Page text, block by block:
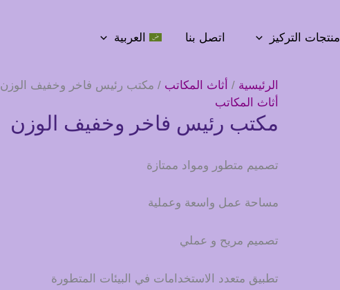
منتجات التركيز اتصل بنا العربية
الرئيسية / أثاث المكاتب / مكتب رئيس فاخر وخفيف الوزن
أثاث المكاتب
مكتب رئيس فاخر وخفيف الوزن
تصميم متطور ومواد ممتازة
مساحة عمل واسعة وعملية
تصميم مريح و عملي
تطبيق متعدد الاستخدامات في البيئات المتطورة